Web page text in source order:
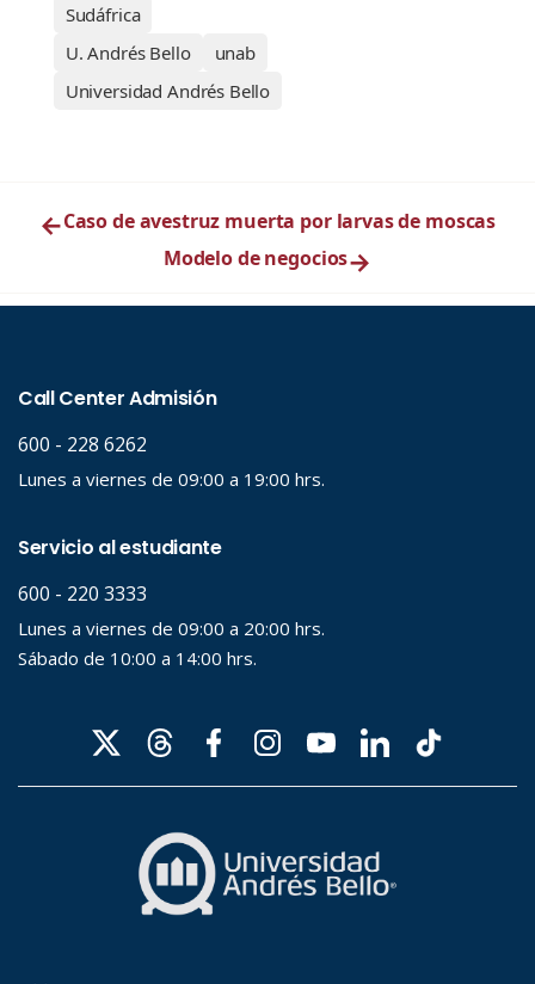
Sudáfrica
U. Andrés Bello
unab
Universidad Andrés Bello
←Caso de avestruz muerta por larvas de moscas
Modelo de negocios→